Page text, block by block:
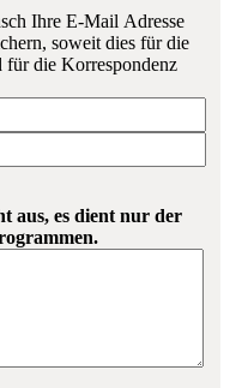
Ihre E-Mail Adresse
soweit dies für die
die Korrespondenz
aus, es dient nur der